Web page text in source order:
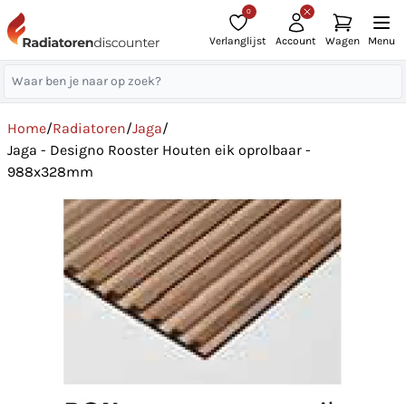
0
Verlanglijst Account Wagen Menu
Home/Radiatoren/Jaga/
Jaga - Designo Rooster Houten eik oprolbaar -
988x328mm